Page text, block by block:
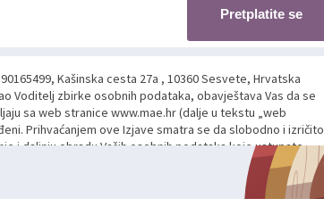
Pretplatite se
Kašinska cesta 27a , 10360 Sesvete, Hrvatska
Voditelj zbirke osobnih podataka, obavještava Vas da se
sa web stranice www.mae.hr (dalje u tekstu „web
Prihvaćanjem ove Izjave smatra se da slobodno i izričito
i daljnju obradu Vaših osobnih podataka koje ustupate
u svrhu odgovora i daljnje komunikacije na Vaš upit
Radi se o dobrovoljnom davanju podataka te ovu Izjavu
niste dužni unositi svoje osobne podatke u jednu od